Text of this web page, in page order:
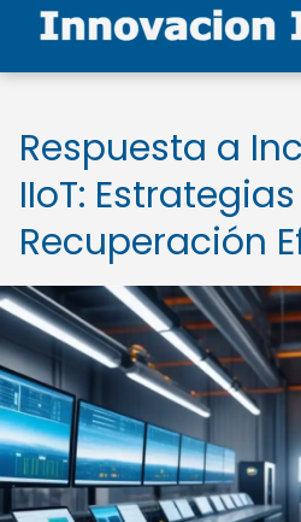
Respuesta a
IIoT:
Recuperación